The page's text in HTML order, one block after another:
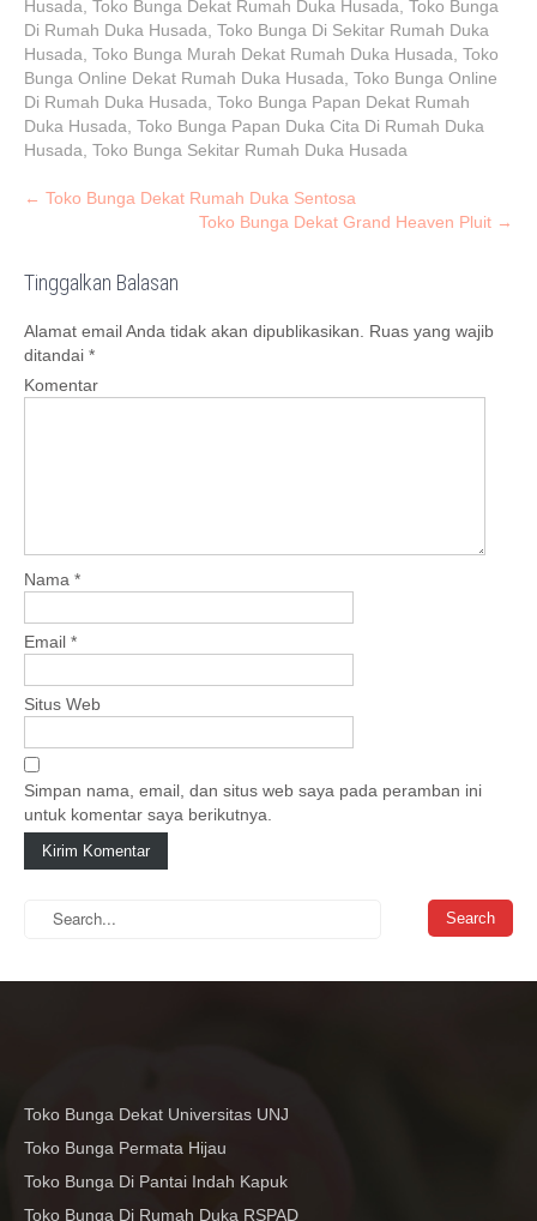
Husada Toko Bunga Dekat Rumah Duka Husada Toko Bunga
Di Rumah Duka Husada Toko Bunga Di Sekitar Rumah Duka
Husada Toko Bunga Murah Dekat Rumah Duka Husada Toko
Bunga Online Dekat Rumah Duka Husada Toko Bunga Online
Di Rumah Duka Husada Toko Bunga Papan Dekat Rumah
Duka Husada Toko Bunga Papan Duka Cita Di Rumah Duka
Husada Toko Bunga Sekitar Rumah Duka Husada
P
t
n
a
v
o
n
← Toko Bunga Dekat Rumah Duka Sentosa
Toko Bunga Dekat Grand Heaven Pluit →
Tinggalkan Balasan
Alamat email Anda tidak akan dipublikasikan.
Ruas yang wajib
ditandai *
Komentar
Nama *
Email *
Situs Web
Simpan nama, email, dan situs web saya pada peramban ini
untuk komentar saya berikutnya.
Toko Bunga Dekat Universitas UNJ
Toko Bunga Permata Hijau
Toko Bunga Di Pantai Indah Kapuk
Toko Bunga Di Rumah Duka RSPAD